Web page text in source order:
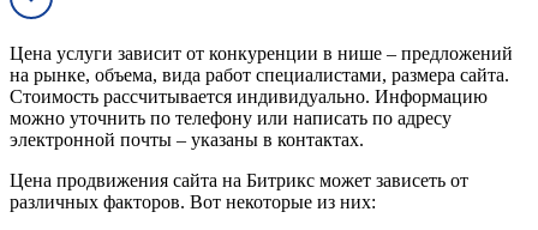
Цена услуги зависит от конкуренции в нише – предложений
на рынке, объема, вида работ специалистами, размера сайта.
Стоимость рассчитывается индивидуально. Информацию
можно уточнить по телефону или написать по адресу
электронной почты – указаны в контактах.
Цена продвижения сайта на Битрикс может зависеть от
различных факторов. Вот некоторые из них: